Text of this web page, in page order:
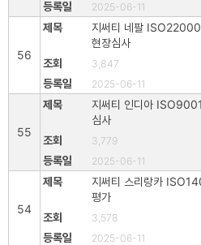
2025-06-11
56
지써티 네팔 ISO22000
현장심사
3,847
2025-06-11
55
지써티 인디아
심사
3,779
2025-06-11
54
지써티 스리랑카
평가
3,578
2025-06-11